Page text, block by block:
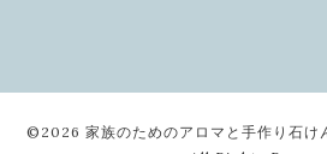
©2026 家族のためのアロマと手作り石